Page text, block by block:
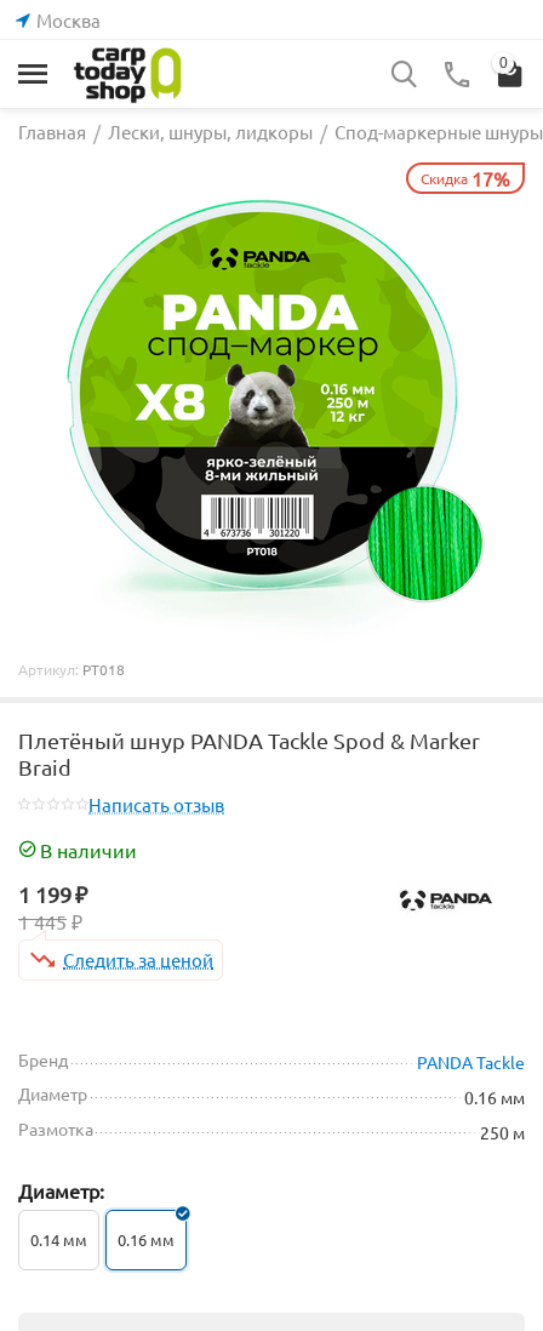
Москва
0
Главная / Лески, шнуры, лидкоры / Спод-маркерные шнуры
Скидка 17%
Артикул: PT018
Плетёный шнур PANDA Tackle Spod & Marker
Braid
Написать отзыв
В наличии
1 199₽
1 445 ₽
Следить за ценой
Бренд
PANDA Tackle
Диаметр
0.16 мм
Размотка
250 м
Диаметр:
0.14 мм 0.16 мм